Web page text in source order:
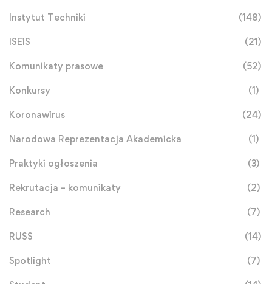
Instytut Techniki (148)
ISEiS (21)
Komunikaty prasowe (52)
Konkursy (1)
Koronawirus (24)
Narodowa Reprezentacja Akademicka (1)
Praktyki ogłoszenia (3)
Rekrutacja – komunikaty (2)
Research (7)
RUSS (14)
Spotlight (7)